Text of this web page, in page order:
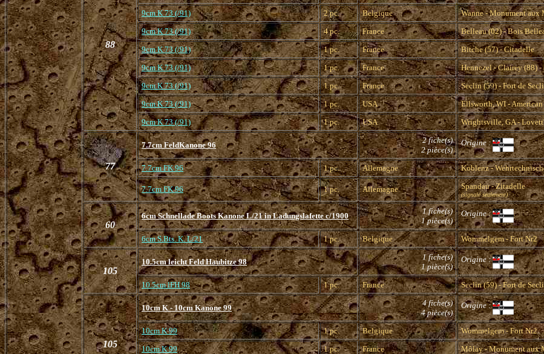
88
9cm K 73 (/91)
2 pc. Belgique
Wanne - Monument aux
9cm K 73 (/91)
4 pc. France
Belleau (02) - Bois
9cm K 73 (/91)
1 pc. France
Bitche (57) - Citadelle
9cm K 73 (/91)
1 pc. France
Hennezel - Clairey (88) -
9cm K 73 (/91)
1 pc. France
Seclin (59) - Fort de
9cm K 73 (/91)
1 pc. USA
Ellsworth, WI -
9cm K 73 (/91)
1 pc. USA Wrightsville, GA -
77
7.7cm FeldKanone 96
2 fiche(s)
2 pièce(s)
Origine :
7.7cm FK 96 1 pc. Allemagne Koblenz -
7.7cm FK 96 1 pc. Allemagne Spandau - Zitadelle
(signalé seulement)
60
6cm Schnellade Boots Kanone L/21 in Ladungslafette c/1900
1 fiche(s)
1 pièce(s)
Origine :
6cm S.Bts. K. L/21 1 pc. Belgique Wommelgem - Fort Nr2
105
10.5cm leicht Feld Haubitze 98
1 fiche(s)
1 pièce(s)
Origine :
10.5cm lFH 98 1 pc. France Seclin (59) - Fort de
105
10cm K - 10cm Kanone 99
4 fiche(s)
4 pièce(s)
Origine :
10cm K 99 1 pc. Belgique
Wommelgem - Fort Nr2
10cm K 99
1 pc. France
Môlay - Monument aux